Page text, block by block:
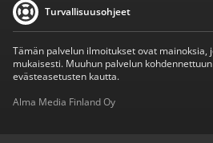
Turvallisuusohjeet
Tämän palvelun ilmoitukset ovat mainoksia,
mukaisesti. Muuhun palvelun
evästeasetusten kautta.
Alma Media Finland Oy